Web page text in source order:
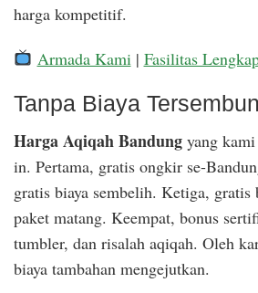
harga kompetitif.
Armada Kami | Fasilitas
Tanpa Biaya
Harga Aqiqah Bandung yang
in. Pertama, gratis ongkir se-
gratis biaya sembelih. Ketiga, gratis
paket matang. Keempat, bonus
tumbler, dan risalah aqiqah. Oleh
biaya tambahan mengejutkan.